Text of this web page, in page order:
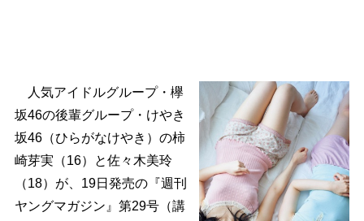
人気アイドルグループ・欅
坂46の後輩グループ・けやき
坂46（ひらがなけやき）の柿
崎芽実（16）と佐々木美玲
（18）が、19日発売の『週刊
ヤングマガジン』第29号（講